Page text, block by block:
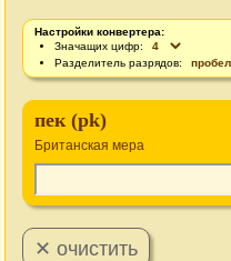
Настройки конвертера:
Значащих цифр:
Разделитель разрядов:
пек (pk)
Британская мера